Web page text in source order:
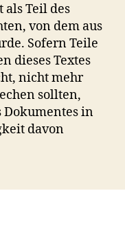
als Teil des
von dem aus
Sofern Teile
dieses Textes
nicht mehr
sollten,
Dokumentes in
davon